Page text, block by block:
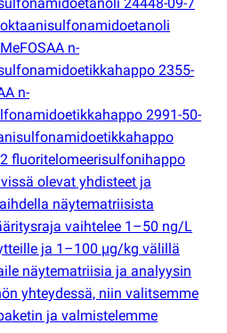
24448-09-7
n-
2355-
n-
2991-50-
fluoritelomeerisulfonihappo
olevat yhdisteet ja
näytematriisista
vaihtelee 1–50 ng/L
ja 1–100 µg/kg välillä
näytematriisia ja analyysin
yhteydessä, niin valitsemme
ja valmistelemme